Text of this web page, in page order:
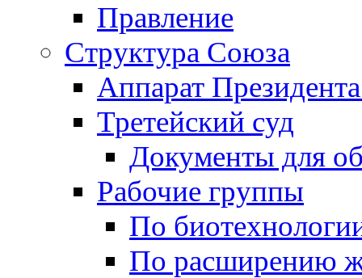
Правление
Структура Союза
Аппарат
Третейский суд
Документы для
Рабочие группы
По
По расширению